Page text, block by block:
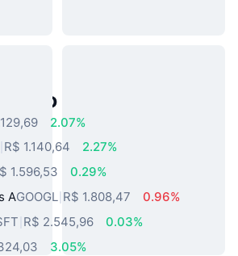
Real Populares
2.07%
R$ 1.140,64
2.27%
1.596,53
0.29%
AGOOGL R$ 1.808,47
0.96%
R$ 2.545,96
0.03%
3.05%